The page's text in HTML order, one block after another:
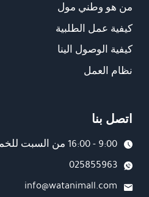
من هو وطني مول
كيفية عمل الطلبية
كيفية الوصول الينا
نظام العمل
اتصل بنا
9:00 - 16:00 من السبت للخميس
025855963
info@watanimall.com